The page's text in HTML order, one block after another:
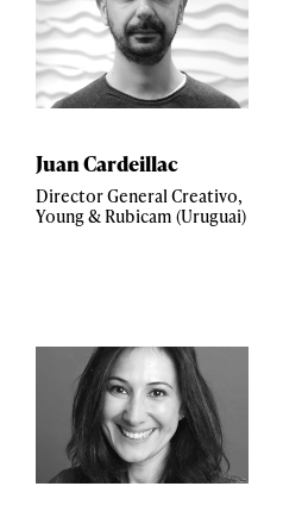
Juan Cardeillac
Director General Creativo,
Young & Rubicam (Uruguai)